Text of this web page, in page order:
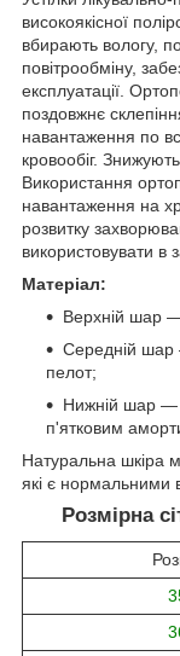
високоякісної
вбирають вологу,
повітрообміну,
експлуатації.
поздовжнє
навантаження по
кровообіг.
Використання
навантаження на
розвитку
використовувати в
Матеріал:
Верхній шар
Середній шар
пелот;
Нижній шар —
п'ятковим
Натуральна шкіра
які є нормальними
Розмірна